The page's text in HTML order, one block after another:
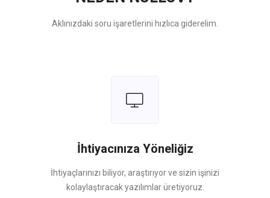
Aklınızdaki soru işaretlerini hızlıca giderelim.
İhtiyacınıza Yöneliğiz
İhtiyaçlarınızı biliyor, araştırıyor ve sizin işinizi
kolaylaştıracak yazılımlar üretiyoruz.